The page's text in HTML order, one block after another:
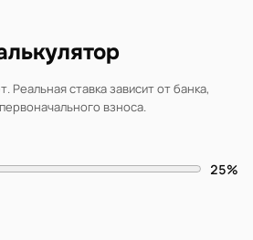
Реальная ставка зависит от банка,
взноса.
25%